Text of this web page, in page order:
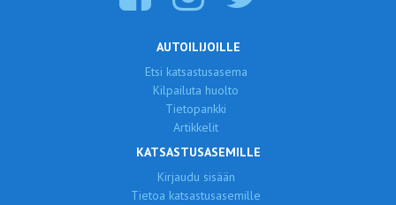
AUTOILIJOILLE
Etsi katsastusasema
Kilpailuta huolto
Tietopankki
Artikkelit
KATSASTUSASEMILLE
Kirjaudu sisään
Tietoa katsastusasemille